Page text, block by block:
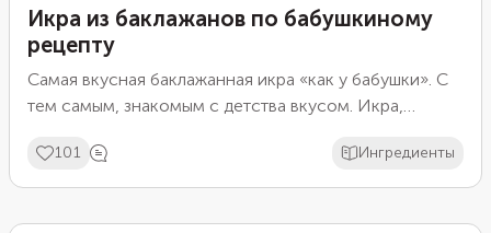
Икра из баклажанов по бабушкиному
рецепту
Самая вкусная баклажанная икра «как у бабушки». С
тем самым, знакомым с детства вкусом. Икра,
есть ложкой в качестве закуски. Делается она очень
просто и довольно быстро. Понадобится всего 40
101 Ингредиенты